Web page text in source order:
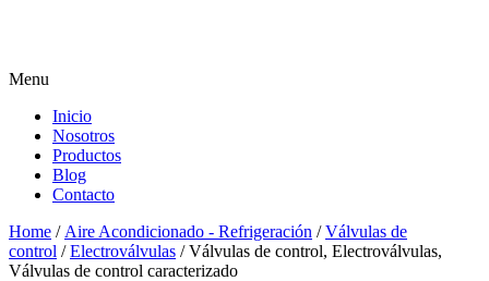
Menu
Inicio
Nosotros
Productos
Blog
Contacto
Home / Aire Acondicionado - Refrigeración /Válvulas de
control /Electroválvulas / Válvulas de control, Electroválvulas,
Válvulas de control caracterizado